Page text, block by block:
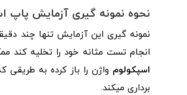
نحوه نمونه گیری آزمایش پاپ
نمونه‌ گیری این آزمایش تنها چند
انجام تست مثانه خود را تخلیه کند
اسپکولوم واژن را باز کرده به
برداری میکند.